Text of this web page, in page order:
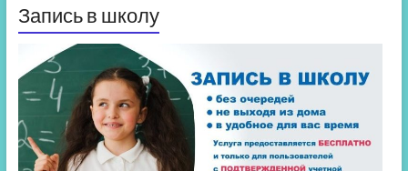
Запись в школу